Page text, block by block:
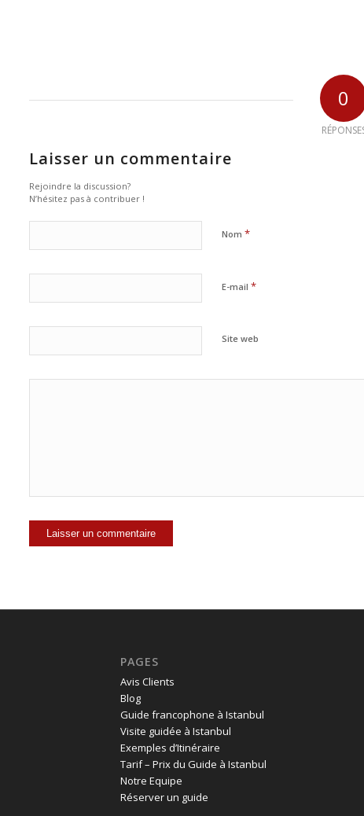
0
Laisser un commentaire
Rejoindre la discussion?
N’hésitez pas à contribuer !
Nom *
E-mail *
Site web
PAGES
Avis Clients
Blog
Guide francophone à Istanbul
Visite guidée à Istanbul
Exemples d’Itinéraire
Tarif – Prix du Guide à Istanbul
Notre Equipe
Réserver un guide